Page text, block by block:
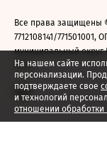
На нашем сайте
персонализации.
подтверждаете свое
и технологий
отношении
Все права защищены
7712108141/771501001,
муниципальный округ
2026